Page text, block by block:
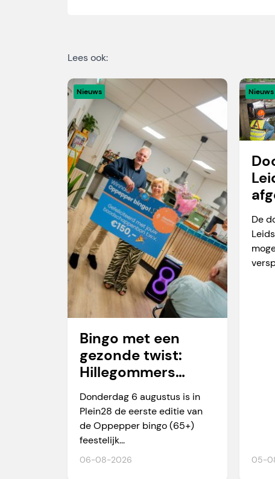
Lees ook:
Nieuws
06-08-2026
Bingo met een
gezonde twist:
Hillegommers
winnen meer dan
alleen een prijs
Donderdag 6 augustus is in
Plein28 de eerste editie van
de Oppepper bingo (65+)
feestelijk...
Nieuws
05-
De